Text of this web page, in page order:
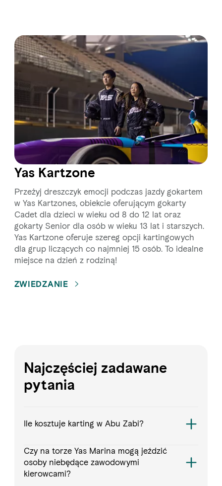
Yas Kartzone
Przeżyj dreszczyk emocji podczas jazdy gokartem
w Yas Kartzones, obiekcie oferującym gokarty
Cadet dla dzieci w wieku od 8 do 12 lat oraz
gokarty Senior dla osób w wieku 13 lat i starszych.
Yas Kartzone oferuje szereg opcji kartingowych
dla grup liczących co najmniej 15 osób. To idealne
miejsce na dzień z rodziną!
ZWIEDZANIE
Najczęściej zadawane
pytania
Ile kosztuje karting w Abu Zabi?
Czy na torze Yas Marina mogą jeździć
osoby niebędące zawodowymi
kierowcami?